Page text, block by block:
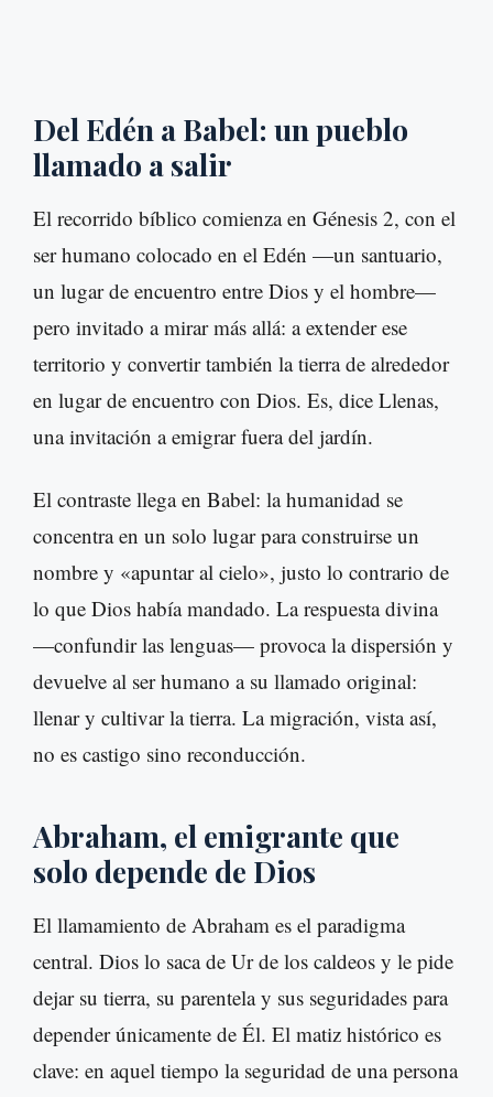
Del Edén a Babel: un pueblo
llamado a salir
El recorrido bíblico comienza en Génesis 2, con el
ser humano colocado en el Edén —un santuario,
un lugar de encuentro entre Dios y el hombre—
pero invitado a mirar más allá: a extender ese
territorio y convertir también la tierra de alrededor
en lugar de encuentro con Dios. Es, dice Llenas,
una invitación a emigrar fuera del jardín.
El contraste llega en Babel: la humanidad se
concentra en un solo lugar para construirse un
nombre y «apuntar al cielo», justo lo contrario de
lo que Dios había mandado. La respuesta divina
—confundir las lenguas— provoca la dispersión y
devuelve al ser humano a su llamado original:
llenar y cultivar la tierra. La migración, vista así,
no es castigo sino reconducción.
Abraham, el emigrante que
solo depende de Dios
El llamamiento de Abraham es el paradigma
central. Dios lo saca de Ur de los caldeos y le pide
dejar su tierra, su parentela y sus seguridades para
depender únicamente de Él. El matiz histórico es
clave: en aquel tiempo la seguridad de una persona